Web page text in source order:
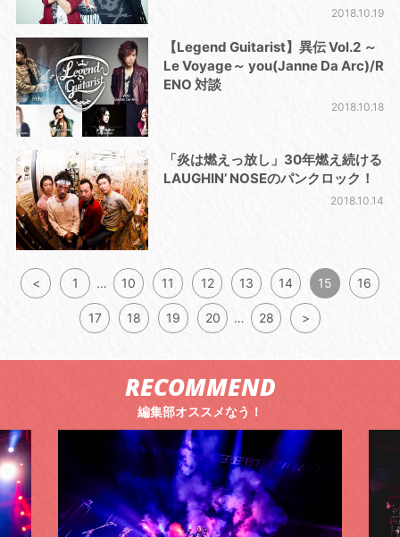
2018.10.19
【Legend Guitarist】異伝 Vol.2 ～
Le Voyage～ you(Janne Da Arc)/R
ENO 対談
2018.10.18
「炎は燃えっ放し」30年燃え続ける
LAUGHIN’ NOSEのパンクロック！
2018.10.14
< 1 … 10 11 12 13 14 15 16
17 18 19 20 … 28 >
RECOMMEND
編集部オススメなう！